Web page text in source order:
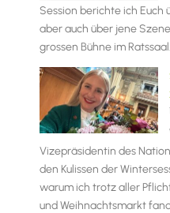
Session berichte ich Euch
aber auch über jene
grossen Bühne im Ratssaal.
Vizepräsidentin des
den Kulissen der
warum ich trotz aller
und Weihnachtsmarkt